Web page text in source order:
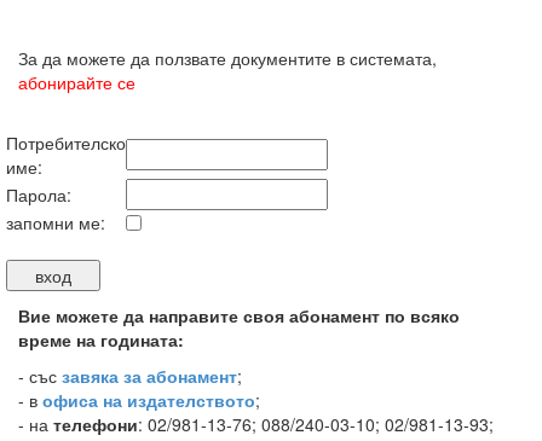
За да можете да ползвате документите в системата,
абонирайте се
Потребителско
име:
Парола:
запомни ме:
Вие можете да направите своя абонамент по всяко
време на годината:
- със завяка за абонамент;
- в офиса на издателството;
- на телефони: 02/981-13-76; 088/240-03-10; 02/981-13-93;